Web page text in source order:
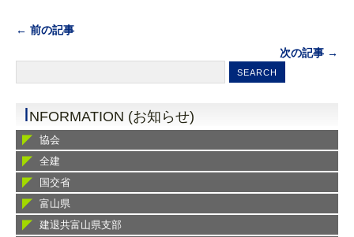
← 前の記事
次の記事 →
INFORMATION (お知らせ)
協会
全建
国交省
富山県
建退共富山県支部